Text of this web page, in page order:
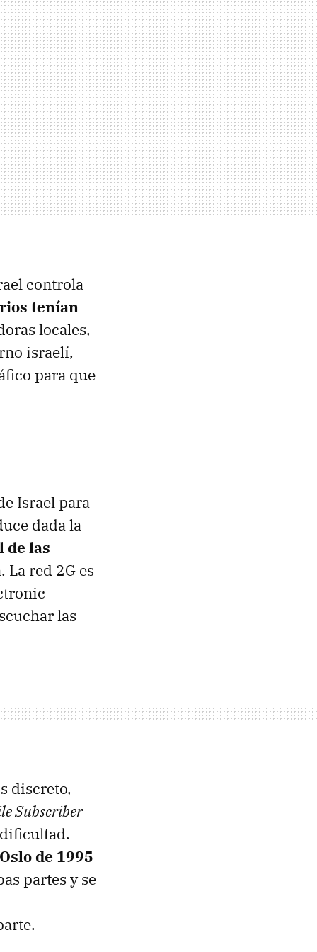
controla
tenían
locales,
israelí,
para que
Israel para
dada la
de las
La red 2G es
las
discreto,
Subscriber
de 1995
partes y se